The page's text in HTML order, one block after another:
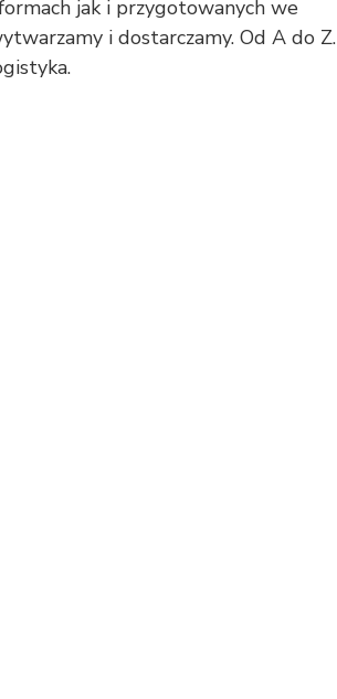
jak i przygotowanych we
i dostarczamy. Od A do Z.